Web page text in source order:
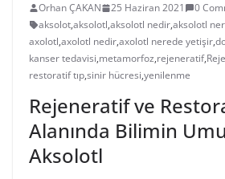
Orhan ÇAKAN 25 Haziran 2021
0
aksolot,aksolotl,aksolotl nedir,aksolotl
axolotl,axolotl nedir,axolotl nerede yetişir,
kanser tedavisi,metamorfoz,rejeneratif,
restoratif tıp,sinir hücresi,yenilenme
Rejeneratif ve
Alanında Bilimin
Aksolotl